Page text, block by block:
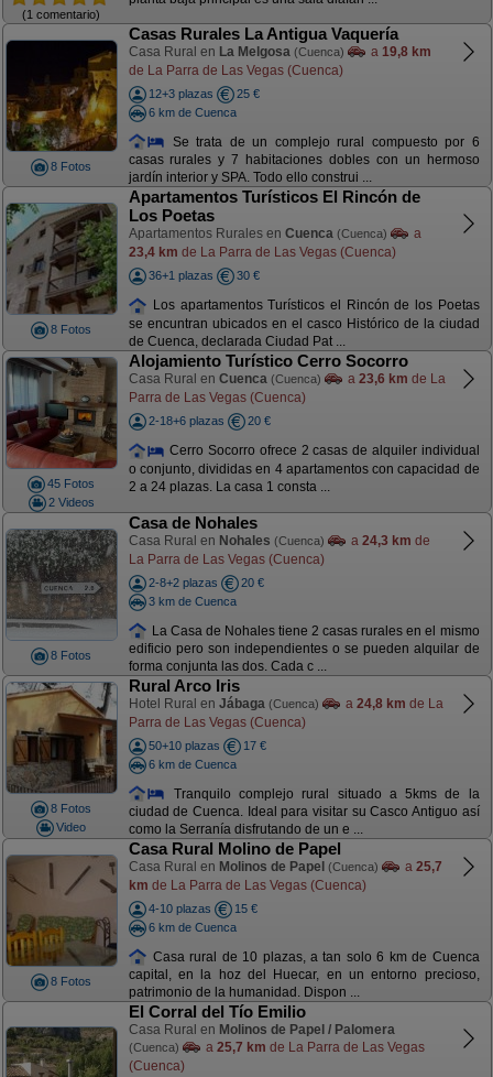
(1 comentario)
8 Fotos
Casas Rurales La Antigua Vaquería
Casa Rural en La Melgosa (Cuenca) a 19,8 km
de La Parra de Las Vegas (Cuenca)
12+3 plazas
25 €
6 km de Cuenca
Se trata de un complejo rural compuesto por 6
casas rurales y 7 habitaciones dobles con un hermoso
jardín interior y SPA. Todo ello construi ...
8 Fotos
Apartamentos Turísticos El Rincón de
Los Poetas
Apartamentos Rurales en Cuenca (Cuenca)
a
23,4 km de La Parra de Las Vegas (Cuenca)
36+1 plazas 30 €
Los apartamentos Turísticos el Rincón de los Poetas
se encuntran ubicados en el casco Histórico de la ciudad
de Cuenca, declarada Ciudad Pat ...
45 Fotos
2 Videos
Alojamiento Turístico Cerro Socorro
Casa Rural en Cuenca (Cuenca) a 23,6 km de La
Parra de Las Vegas (Cuenca)
2-18+6 plazas 20 €
Cerro Socorro ofrece 2 casas de alquiler individual
o conjunto, divididas en 4 apartamentos con capacidad de
2 a 24 plazas. La casa 1 consta ...
8 Fotos
Casa de Nohales
Casa Rural en Nohales (Cuenca) a 24,3 km de
La Parra de Las Vegas (Cuenca)
2-8+2 plazas
20 €
3 km de Cuenca
La Casa de Nohales tiene 2 casas rurales en el mismo
edificio pero son independientes o se pueden alquilar de
forma conjunta las dos. Cada c ...
8 Fotos
Video
Rural Arco Iris
Hotel Rural en Jábaga (Cuenca) a 24,8 km de La
Parra de Las Vegas (Cuenca)
50+10 plazas
17 €
6 km de Cuenca
Tranquilo complejo rural situado a 5kms de la
ciudad de Cuenca. Ideal para visitar su Casco Antiguo así
como la Serranía disfrutando de un e ...
8 Fotos
Casa Rural Molino de Papel
Casa Rural en Molinos de Papel (Cuenca) a 25,7
km de La Parra de Las Vegas (Cuenca)
4-10 plazas
15 €
6 km de Cuenca
Casa rural de 10 plazas, a tan solo 6 km de Cuenca
capital, en la hoz del Huecar, en un entorno precioso,
patrimonio de la humanidad. Dispon ...
El Corral del Tío Emilio
Casa Rural en Molinos de Papel / Palomera
(Cuenca) a 25,7 km de La Parra de Las Vegas
(Cuenca)